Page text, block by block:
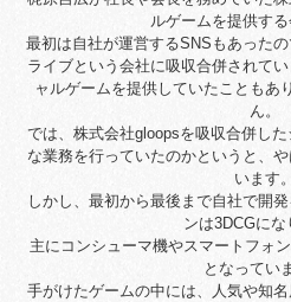
ルゲームを提供する
最初は自社が運営するSNSもあった
ライブという会社に吸収合併されて
ャルゲームを提供していたこともあ
ん。
では、株式会社gloopsを吸収合併し
な業務を行っていたのかというと、
います。
しかし、最初から最後まで自社で開
ンは3DCGにな
主にコンシューマ機やスマートフォ
となってい
手がけたゲームの中には、人気や知